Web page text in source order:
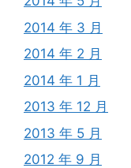
2014 年 3 月
2014 年 2 月
2014 年 1 月
2013 年 12 月
2013 年 5 月
2012 年 9 月